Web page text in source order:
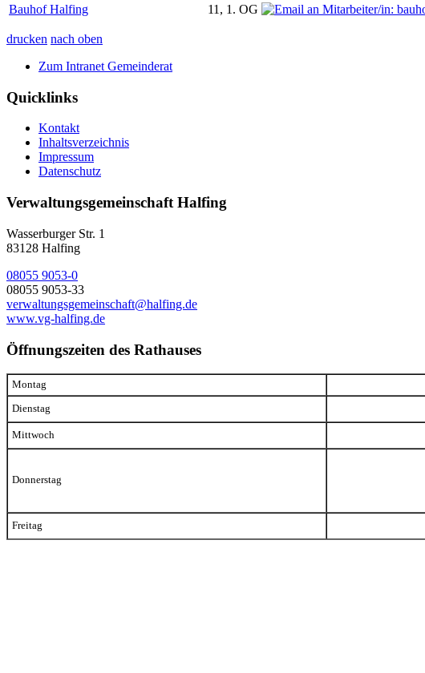
Bauhof Halfing
11, 1. OG
drucken nach oben
Zum Intranet Gemeinderat
Quicklinks
Kontakt
Inhaltsverzeichnis
Impressum
Datenschutz
Verwaltungsgemeinschaft Halfing
Wasserburger Str. 1
83128 Halfing
08055 9053-0
08055 9053-33
verwaltungsgemeinschaft@halfing.de
www.vg-halfing.de
Öffnungszeiten des Rathauses
Montag
Dienstag
Mittwoch
Donnerstag
Freitag